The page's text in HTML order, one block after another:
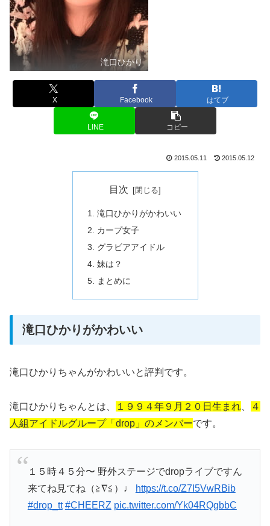
滝口ひかり
X Facebook はてブ
LINE コピー
2015.05.11 2015.05.12
目次
滝口ひかりがかわいい
カープ女子
グラビアアイドル
妹は？
まとめに
滝口ひかりがかわいい
滝口ひかりちゃんがかわいいと評判です。
滝口ひかりちゃんとは、 １９９４年９月２０日生まれ
４
人組アイドルグループ「drop」のメンバーです。
１５時４５分〜 野外ステージでdropライブですん
来てね見てね（≧∇≦）♩
https://t.co/Z7I5VwRBib
#drop_tt #CHEERZ pic.twitter.com/Yk04RQgbbC